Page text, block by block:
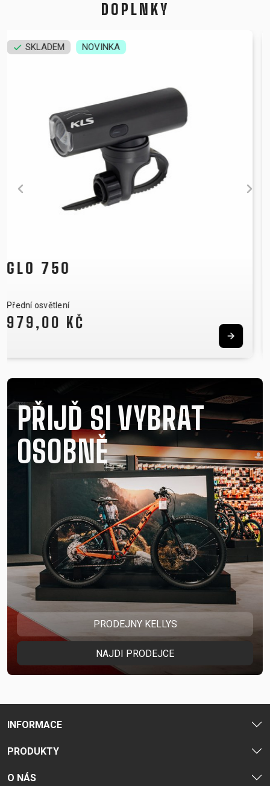
DOPLNKY
SKLADEM
NOTUBY II
Bezdušový systém
519,00 KČ
PŘIJĎ SI VYBRAT
OSOBNĚ
PRODEJNY KELLYS
NAJDI PRODEJCE
INFORMACE
PRODUKTY
O NÁS